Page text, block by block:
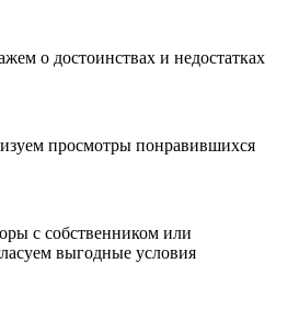
о достоинствах и недостатках
просмотры понравившихся
с собственником или
выгодные условия